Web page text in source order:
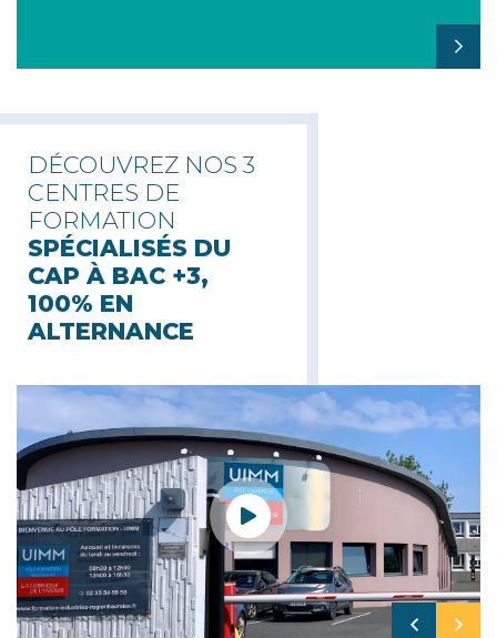
DÉCOUVREZ NOS 3
CENTRES DE
FORMATION
SPÉCIALISÉS DU
CAP À BAC +3,
100% EN
ALTERNANCE